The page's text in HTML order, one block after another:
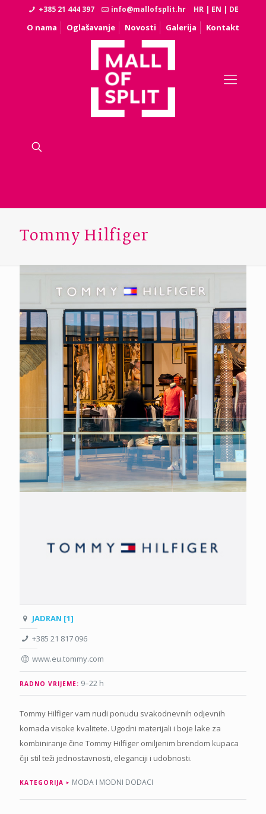
+385 21 444 397 info@mallofsplit.hr HR | EN | DE
O nama Oglašavanje Novosti Galerija Kontakt
Tommy Hilfiger
JADRAN [1]
+385 21 817 096
www.eu.tommy.com
RADNO VRIJEME: 9–22 h
Tommy Hilfiger vam nudi ponudu svakodnevnih odjevnih
komada visoke kvalitete. Ugodni materijali i boje lake za
kombiniranje čine Tommy Hilfiger omiljenim brendom kupaca
čiji stil teži jednostavnosti, eleganciji i udobnosti.
KATEGORIJA MODA I MODNI DODACI